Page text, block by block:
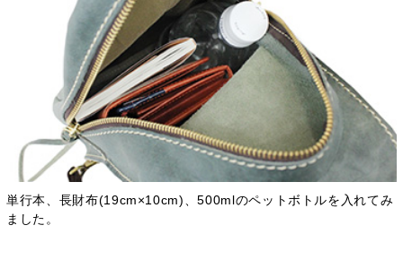
単行本、長財布(19cm×10cm)、500mlのペットボトルを入れてみ
ました。